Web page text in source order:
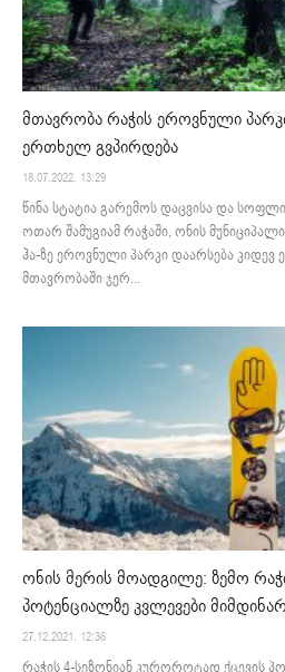
მთავრობა რაჭის ეროვნული
ერთხელ გვპირდება
18.07.2022. 13:29
წინა სტატია გარემოს დაცვისა და
ოთარ შამუგიამ რაჭაში, ონის
ჰა-ზე ეროვნული პარკი დაარსება
მთავრობაში ჯერ...
ონის მერის მოადგილე: ზემო
პოტენციალზე კვლევები
27.12.2021. 12:36
რაჭის 4-სეზონიან კუროროტად ქცევის